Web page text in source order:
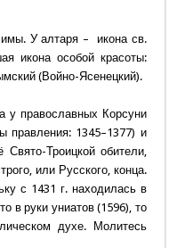
У алтаря – икона св.
икона особой красоты:
(Войно-Ясенецкий).
у православных Корсуни
правления: 1345–1377) и
Троицкой обители,
или Русского, конца.
с 1431 г. находилась в
в руки униатов (1596), то
духе. Молитесь